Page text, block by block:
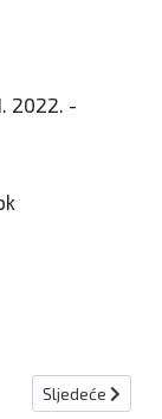
2022. -
jačine 4,6 po
Sljedeći članak:
Sljedeće